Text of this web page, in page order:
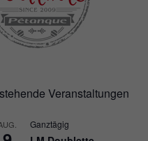
Veranstaltungen
Ganztägig